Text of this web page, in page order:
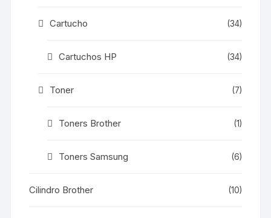
Cartucho (34)
Cartuchos HP (34)
Toner (7)
Toners Brother (1)
Toners Samsung (6)
Cilindro Brother (10)